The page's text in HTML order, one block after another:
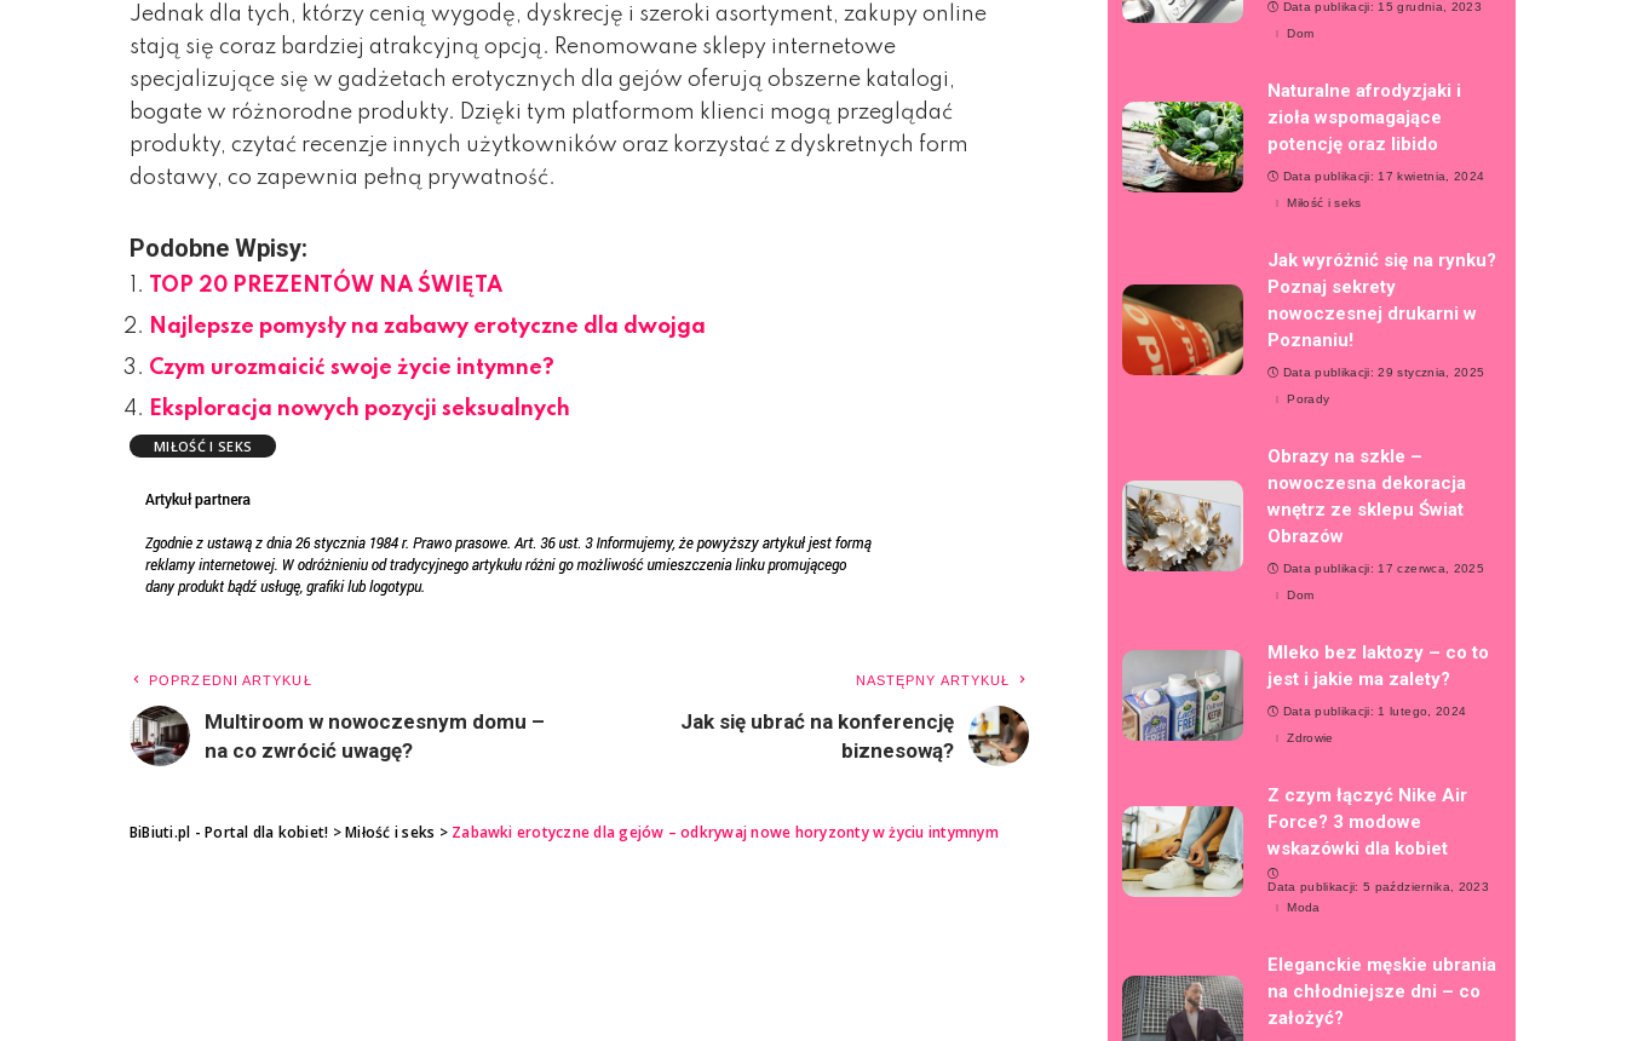
Jednak dla tych, którzy cenią wygodę, dyskrecję i szeroki asortyment, zakupy online
stają się coraz bardziej atrakcyjną opcją. Renomowane sklepy internetowe
specjalizujące się w gadżetach erotycznych dla gejów oferują obszerne katalogi,
bogate w różnorodne produkty. Dzięki tym platformom klienci mogą przeglądać
produkty, czytać recenzje innych użytkowników oraz korzystać z dyskretnych form
dostawy, co zapewnia pełną prywatność.
Podobne Wpisy:
TOP 20 PREZENTÓW NA ŚWIĘTA
Najlepsze pomysły na zabawy erotyczne dla dwojga
Czym urozmaicić swoje życie intymne?
Eksploracja nowych pozycji seksualnych
MIŁOŚĆ I SEKS
POPRZEDNI ARTYKUŁ
Multiroom w nowoczesnym domu –
na co zwrócić uwagę?
NASTĘPNY ARTYKUŁ
Jak się ubrać na konferencję
biznesową?
BiBiuti.pl - Portal dla kobiet! >Miłość i seks > Zabawki erotyczne dla gejów – odkrywaj nowe horyzonty w życiu intymnym
Data publikacji: 15 grudnia, 2023
Dom
Naturalne afrodyzjaki i
zioła wspomagające
potencję oraz libido
Data publikacji: 17 kwietnia, 2024
Miłość i seks
Jak wyróżnić się na rynku?
Poznaj sekrety
nowoczesnej drukarni w
Poznaniu!
Data publikacji: 29 stycznia, 2025
Porady
Obrazy na szkle –
nowoczesna dekoracja
wnętrz ze sklepu Świat
Obrazów
Data publikacji: 17 czerwca, 2025
Dom
Mleko bez laktozy – co to
jest i jakie ma zalety?
Data publikacji: 1 lutego, 2024
Zdrowie
Z czym łączyć Nike Air
Force? 3 modowe
wskazówki dla kobiet
Data publikacji: 5 października, 2023
Moda
Eleganckie męskie ubrania
na chłodniejsze dni – co
założyć?